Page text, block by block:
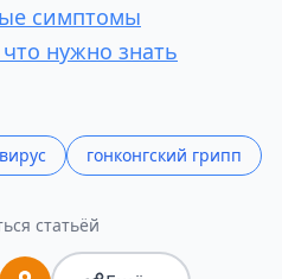
симптомы
нужно знать
вирус гонконгский грипп
статьёй